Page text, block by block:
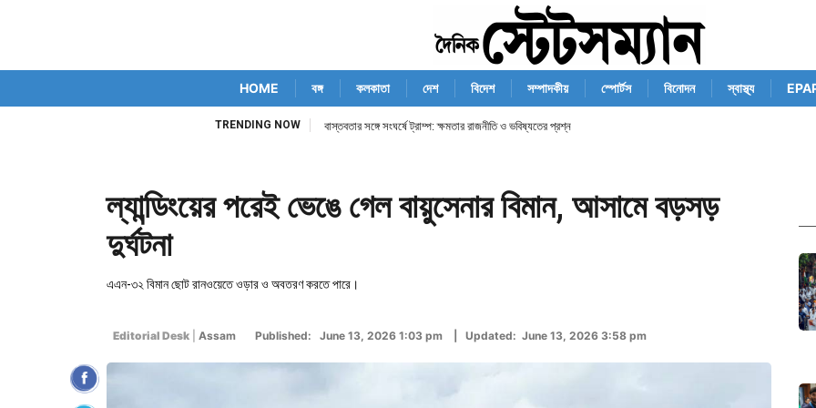
HOME বঙ্গ কলকাতা দেশ বিদেশ সম্পাদকীয় স্পোর্টস বিনোদন স্বাস্থ্য
TRENDING NOW বাস্তবতার সঙ্গে সংঘর্ষে ট্রাম্প: ক্ষমতার রাজনীতি ও ভবিষ্যতের প্রশ্ন
ল্যান্ডিংয়ের পরেই ভেঙে গেল বায়ুসেনার বিমান, আসামে বড়সড়
দুর্ঘটনা
এএন-৩২ বিমান ছোট রানওয়েতে ওড়ার ও অবতরণ করতে পারে।
Editorial Desk Assam Published: June 13, 2026 1:03 pm | Updated: June 13, 2026 3:58 pm